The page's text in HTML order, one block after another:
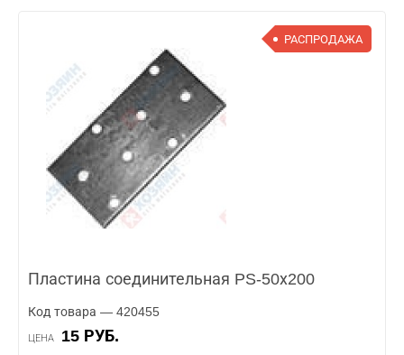
РАСПРОДАЖА
Пластина соединительная PS-50х200
Код товара — 420455
ЦЕНА 15 РУБ.